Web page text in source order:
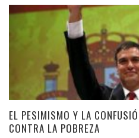
EL PESIMISMO Y LA
CONTRA LA POBREZA